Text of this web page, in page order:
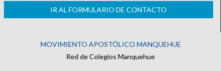
IR AL FORMULARIO DE CONTACTO
MOVIMIENTO APOSTÓLICO MANQUEHUE
Red de Colegios Manquehue